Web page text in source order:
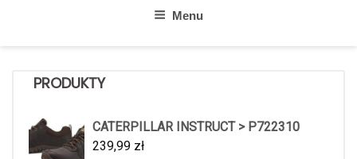
Menu
PRODUKTY
CATERPILLAR INSTRUCT > P722310
239,99 zł